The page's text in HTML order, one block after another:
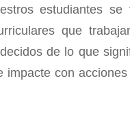
estudiantes
que
de lo que
impacte con